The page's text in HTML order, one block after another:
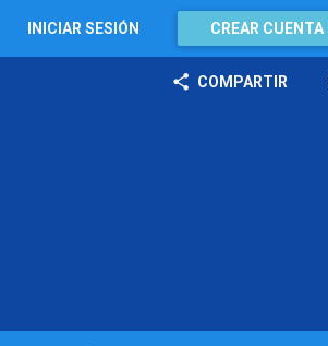
INICIAR SESIÓN CREAR CUENTA
COMPARTIR